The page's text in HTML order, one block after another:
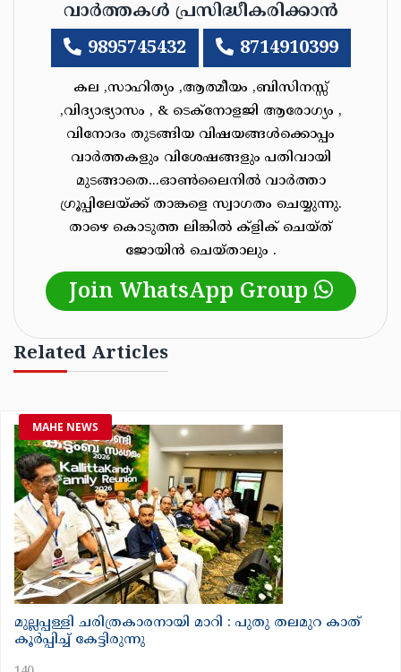
വാർത്തകൾ പ്രസിദ്ധീകരിക്കാൻ
9895745432 8714910399
കല ,സാഹിത്യം ,ആത്മീയം ,ബിസിനസ്സ്
,വിദ്യാഭ്യാസം , & ടെക്‌നോളജി ആരോഗ്യം ,
വിനോദം തുടങ്ങിയ വിഷയങ്ങൾക്കൊപ്പം
വാർത്തകളും വിശേഷങ്ങളും പതിവായി
മുടങ്ങാതെ...ഓൺലൈനിൽ വാർത്താ
ഗ്രൂപ്പിലേയ്ക്ക് താങ്കളെ സ്വാഗതം ചെയ്യുന്നു.
താഴെ കൊടുത്ത ലിങ്കിൽ ക്ളിക് ചെയ്‌ത്‌
ജോയിൻ ചെയ്‌താലും .
Join WhatsApp Group
Related Articles
MAHE NEWS
മുല്ലപ്പള്ളി ചരിത്രകാരനായി മാറി : പുതു തലമുറ കാത്
കൂർപ്പിച്ച് കേട്ടിരുന്നു